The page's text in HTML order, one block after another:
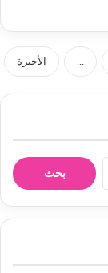
... الأخيرة
ن